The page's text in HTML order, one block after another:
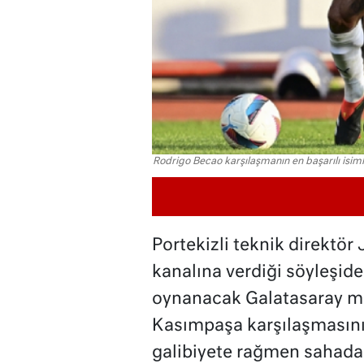
Rodrigo Becao karşılaşmanın en başarılı
Portekizli teknik direktör
kanalına verdiği
oynanacak Galatasaray
Kasımpaşa
galibiyete rağmen